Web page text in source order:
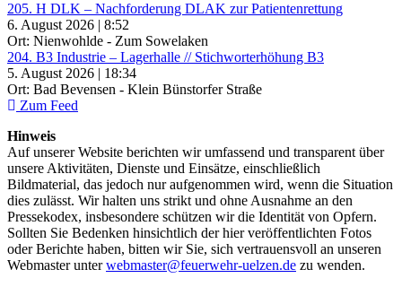
205. H DLK – Nachforderung DLAK zur Patientenrettung
6. August 2026 | 8:52
Ort: Nienwohlde - Zum Sowelaken
204. B3 Industrie – Lagerhalle // Stichworterhöhung B3
5. August 2026 | 18:34
Ort: Bad Bevensen - Klein Bünstorfer Straße
Zum Feed
Hinweis
Auf unserer Website berichten wir umfassend und transparent über
unsere Aktivitäten, Dienste und Einsätze, einschließlich
Bildmaterial, das jedoch nur aufgenommen wird, wenn die Situation
dies zulässt. Wir halten uns strikt und ohne Ausnahme an den
Pressekodex, insbesondere schützen wir die Identität von Opfern.
Sollten Sie Bedenken hinsichtlich der hier veröffentlichten Fotos
oder Berichte haben, bitten wir Sie, sich vertrauensvoll an unseren
Webmaster unterwebmaster@feuerwehr-uelzen.de zu wenden.